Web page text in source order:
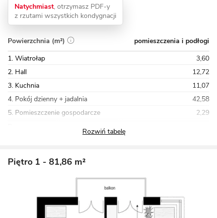
Natychmiast, otrzymasz PDF-y
z rzutami wszystkich kondygnacji
Powierzchnia (m²)
pomieszczenia i podłogi
1. Wiatrołap
3,60
2. Hall
12,72
3. Kuchnia
11,07
4. Pokój dzienny + jadalnia
42,58
5. Pomieszczenie gospodarcze
2,29
Piętro 1 - 81,86 m²